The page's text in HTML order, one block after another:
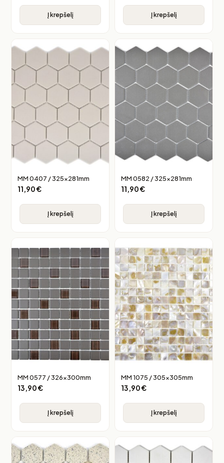
Į krepšelį Į krepšelį
MM 0407 / 325x281mm
11,90€
Į krepšelį
MM 0582 / 325x281mm
11,90€
Į krepšelį
MM 0577 / 326x300mm
13,90€
Į krepšelį
MM 1075 / 305x305mm
13,90€
Į krepšelį